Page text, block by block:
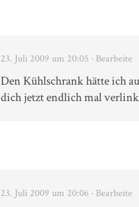
23. Juli 2009 um 20:05 · Bearbeite
Den Kühlschrank hätte ich
dich jetzt endlich mal
23. Juli 2009 um 20:06 · Bearbeite